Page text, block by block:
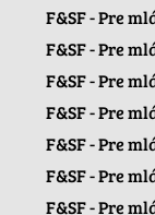
F&SF - Pre
F&SF - Pre
F&SF - Pre
F&SF - Pre
F&SF - Pre
F&SF - Pre
F&SF - Pre